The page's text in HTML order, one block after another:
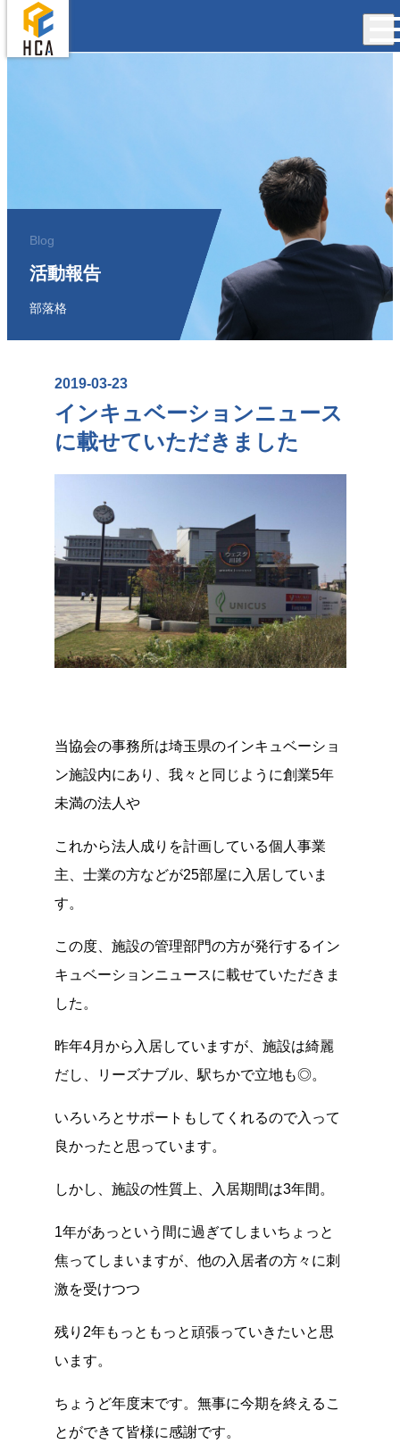
Blog
活動報告
部落格
2019-03-23
インキュベーションニュース
に載せていただきました
当協会の事務所は埼玉県のインキュベーショ
ン施設内にあり、我々と同じように創業5年
未満の法人や
これから法人成りを計画している個人事業
主、士業の方などが25部屋に入居していま
す。
この度、施設の管理部門の方が発行するイン
キュベーションニュースに載せていただきま
した。
昨年4月から入居していますが、施設は綺麗
だし、リーズナブル、駅ちかで立地も◎。
いろいろとサポートもしてくれるので入って
良かったと思っています。
しかし、施設の性質上、入居期間は3年間。
1年があっという間に過ぎてしまいちょっと
焦ってしまいますが、他の入居者の方々に刺
激を受けつつ
残り2年もっともっと頑張っていきたいと思
います。
ちょうど年度末です。無事に今期を終えるこ
とができて皆様に感謝です。